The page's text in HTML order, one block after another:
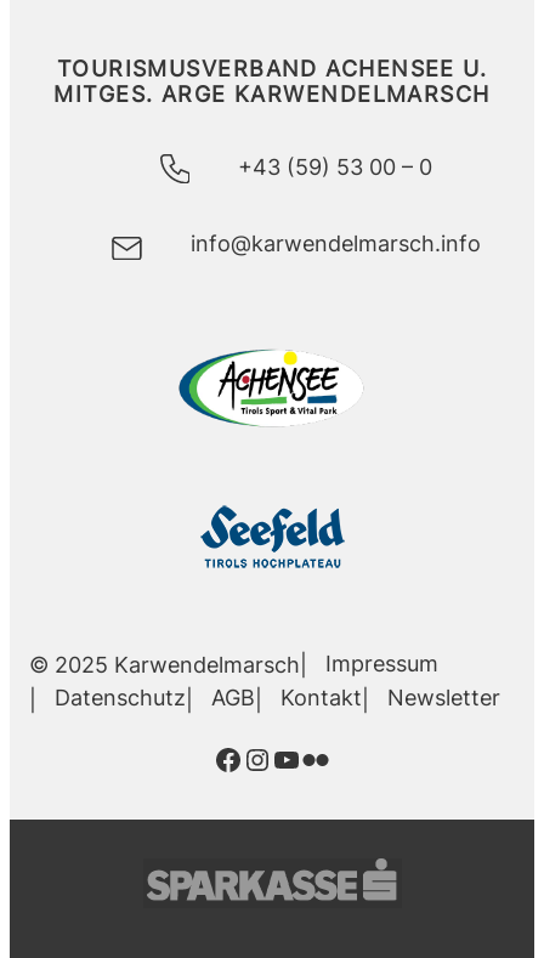
TOURISMUSVERBAND ACHENSEE U.
MITGES. ARGE KARWENDELMARSCH
+43 (59) 53 00 – 0
info@karwendelmarsch.info
© 2025 Karwendelmarsch
Impressum
Datenschutz
AGB Kontakt Newsletter
Facebook
Instagram
YouTube
Flickr